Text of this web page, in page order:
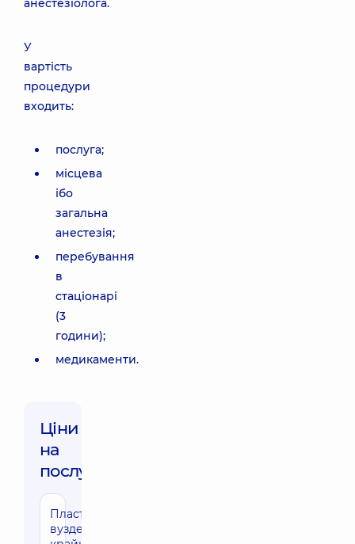
анестезіолога.
У
вартість
процедури
входить:
послуга;
місцева
ібо
загальна
анестезія;
перебування
в
стаціонарі
(3
години);
медикаменти.
Ціни
на
послуги:
Пластика
вуздечки